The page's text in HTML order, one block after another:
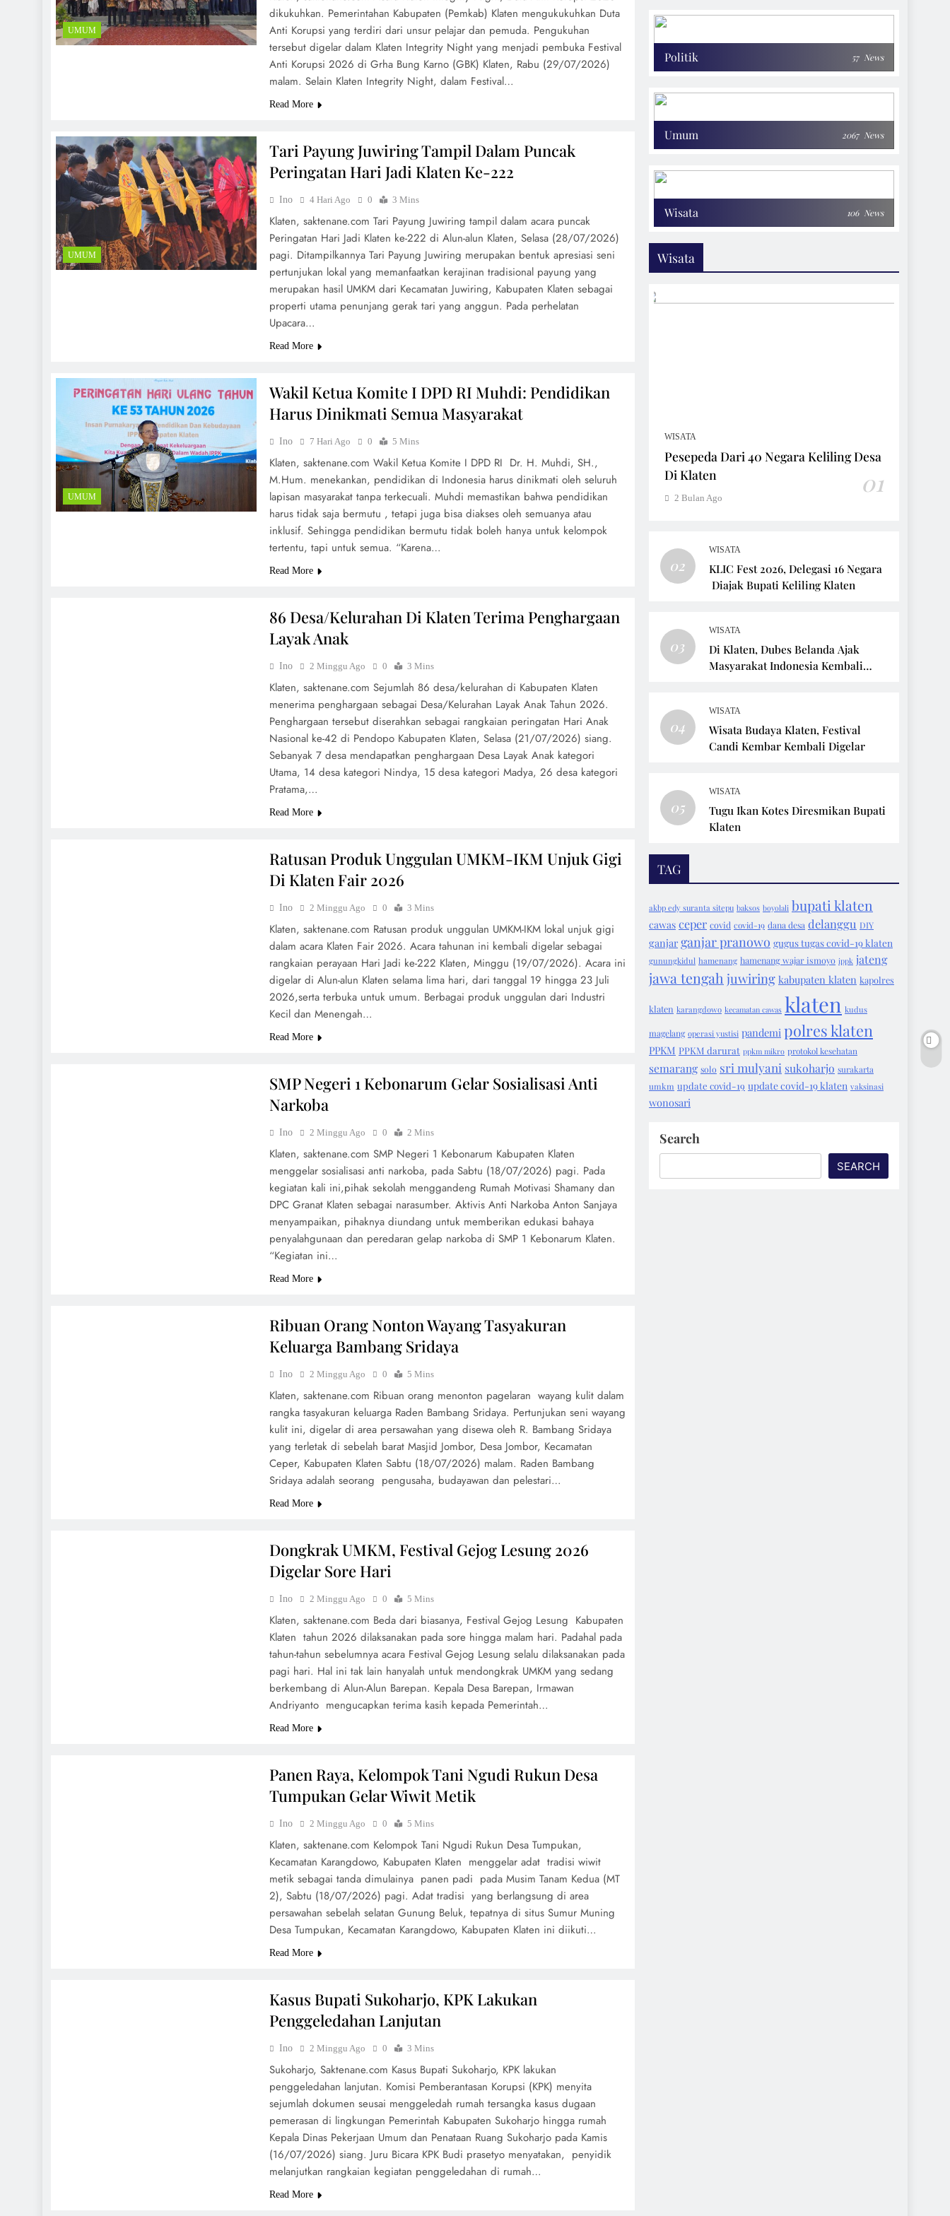
UMUM
dikukuhkan. Pemerintahan Kabupaten (Pemkab) Klaten mengukukuhkan Duta
Anti Korupsi yang terdiri dari unsur pelajar dan pemuda. Pengukuhan
tersebut digelar dalam Klaten Integrity Night yang menjadi pembuka Festival
Anti Korupsi 2026 di Grha Bung Karno (GBK) Klaten, Rabu (29/07/2026)
malam. Selain Klaten Integrity Night, dalam Festival…
Read More
UMUM
Tari Payung Juwiring Tampil Dalam Puncak
Peringatan Hari Jadi Klaten Ke-222
Ino 4 Hari Ago 0 3 Mins
Klaten, saktenane.com Tari Payung Juwiring tampil dalam acara puncak
Peringatan Hari Jadi Klaten ke-222 di Alun-alun Klaten, Selasa (28/07/2026)
pagi. Ditampilkannya Tari Payung Juwiring merupakan bentuk apresiasi seni
pertunjukan lokal yang memanfaatkan kerajinan tradisional payung yang
merupakan hasil UMKM dari Kecamatan Juwiring, Kabupaten Klaten sebagai
properti utama penunjang gerak tari yang anggun. Pada perhelatan
Upacara…
Read More
UMUM
Wakil Ketua Komite I DPD RI Muhdi: Pendidikan
Harus Dinikmati Semua Masyarakat
Ino 7 Hari Ago 0 5 Mins
Klaten, saktenane.com Wakil Ketua Komite I DPD RI Dr. H. Muhdi, SH.,
M.Hum. menekankan, pendidikan di Indonesia harus dinikmati oleh seluruh
lapisan masyarakat tanpa terkecuali. Muhdi memastikan bahwa pendidikan
harus tidak saja bermutu , tetapi juga bisa diakses oleh semuanya atau
inklusif. Sehingga pendidikan bermutu tidak boleh hanya untuk kelompok
tertentu, tapi untuk semua. “Karena…
Read More
86 Desa/Kelurahan Di Klaten Terima Penghargaan
Layak Anak
Ino 2 Minggu Ago 0 3 Mins
Klaten, saktenane.com Sejumlah 86 desa/kelurahan di Kabupaten Klaten
menerima penghargaan sebagai Desa/Kelurahan Layak Anak Tahun 2026.
Penghargaan tersebut diserahkan sebagai rangkaian peringatan Hari Anak
Nasional ke-42 di Pendopo Kabupaten Klaten, Selasa (21/07/2026) siang.
Sebanyak 7 desa mendapatkan penghargaan Desa Layak Anak kategori
Utama, 14 desa kategori Nindya, 15 desa kategori Madya, 26 desa kategori
Pratama,…
Read More
Ratusan Produk Unggulan UMKM-IKM Unjuk Gigi
Di Klaten Fair 2026
Ino 2 Minggu Ago 0 3 Mins
Klaten, saktenane.com Ratusan produk unggulan UMKM-IKM lokal unjuk gigi
dalam acara Klaten Fair 2026. Acara tahunan ini kembali digelar sebagai
rangkaian perayaan Hari Jadi ke-222 Klaten, Minggu (19/07/2026). Acara ini
digelar di Alun-alun Klaten selama lima hari, dari tanggal 19 hingga 23 Juli
2026,serta terbuka untuk umum. Berbagai produk unggulan dari Industri
Kecil dan Menengah…
Read More
SMP Negeri 1 Kebonarum Gelar Sosialisasi Anti
Narkoba
Ino 2 Minggu Ago 0 2 Mins
Klaten, saktenane.com SMP Negeri 1 Kebonarum Kabupaten Klaten
menggelar sosialisasi anti narkoba, pada Sabtu (18/07/2026) pagi. Pada
kegiatan kali ini,pihak sekolah menggandeng Rumah Motivasi Shamany dan
DPC Granat Klaten sebagai narasumber. Aktivis Anti Narkoba Anton Sanjaya
menyampaikan, pihaknya diundang untuk memberikan edukasi bahaya
penyalahgunaan dan peredaran gelap narkoba di SMP 1 Kebonarum Klaten.
“Kegiatan ini…
Read More
Ribuan Orang Nonton Wayang Tasyakuran
Keluarga Bambang Sridaya
Ino 2 Minggu Ago 0 5 Mins
Klaten, saktenane.com Ribuan orang menonton pagelaran wayang kulit dalam
rangka tasyakuran keluarga Raden Bambang Sridaya. Pertunjukan seni wayang
kulit ini, digelar di area persawahan yang disewa oleh R. Bambang Sridaya
yang terletak di sebelah barat Masjid Jombor, Desa Jombor, Kecamatan
Ceper, Kabupaten Klaten Sabtu (18/07/2026) malam. Raden Bambang
Sridaya adalah seorang pengusaha, budayawan dan pelestari…
Read More
Dongkrak UMKM, Festival Gejog Lesung 2026
Digelar Sore Hari
Ino 2 Minggu Ago 0 5 Mins
Klaten, saktenane.com Beda dari biasanya, Festival Gejog Lesung Kabupaten
Klaten tahun 2026 dilaksanakan pada sore hingga malam hari. Padahal pada
tahun-tahun sebelumnya acara Festival Gejog Lesung selalu dilaksanakan pada
pagi hari. Hal ini tak lain hanyalah untuk mendongkrak UMKM yang sedang
berkembang di Alun-Alun Barepan. Kepala Desa Barepan, Irmawan
Andriyanto mengucapkan terima kasih kepada Pemerintah…
Read More
Panen Raya, Kelompok Tani Ngudi Rukun Desa
Tumpukan Gelar Wiwit Metik
Ino 2 Minggu Ago 0 5 Mins
Klaten, saktenane.com Kelompok Tani Ngudi Rukun Desa Tumpukan,
Kecamatan Karangdowo, Kabupaten Klaten menggelar adat tradisi wiwit
metik sebagai tanda dimulainya panen padi pada Musim Tanam Kedua (MT
2), Sabtu (18/07/2026) pagi. Adat tradisi yang berlangsung di area
persawahan sebelah selatan Gunung Beluk, tepatnya di situs Sumur Muning
Desa Tumpukan, Kecamatan Karangdowo, Kabupaten Klaten ini diikuti…
Read More
Kasus Bupati Sukoharjo, KPK Lakukan
Penggeledahan Lanjutan
Ino 2 Minggu Ago 0 3 Mins
Sukoharjo, Saktenane.com Kasus Bupati Sukoharjo, KPK lakukan
penggeledahan lanjutan. Komisi Pemberantasan Korupsi (KPK) menyita
sejumlah dokumen seusai menggeledah rumah tersangka kasus dugaan
pemerasan di lingkungan Pemerintah Kabupaten Sukoharjo hingga rumah
Kepala Dinas Pekerjaan Umum dan Penataan Ruang Sukoharjo pada Kamis
(16/07/2026) siang. Juru Bicara KPK Budi prasetyo menyatakan, penyidik
melanjutkan rangkaian kegiatan penggeledahan di rumah…
Read More
Politik 57 News
Umum 2067 News
Wisata 106 News
Wisata
WISATA
Pesepeda Dari 40 Negara Keliling Desa
Di Klaten
01
2 Bulan Ago
02
WISATA
KLIC Fest 2026, Delegasi 16 Negara
Diajak Bupati Keliling Klaten
03
WISATA
Di Klaten, Dubes Belanda Ajak
Masyarakat Indonesia Kembali
04
WISATA
Wisata Budaya Klaten, Festival
Candi Kembar Kembali Digelar
05
WISATA
Tugu Ikan Kotes Diresmikan Bupati
Klaten
TAG
akbp edy suranta sitepu baksos boyolali bupati klaten
cawas ceper covid covid-19 dana desa delanggu DIY
ganjar ganjar pranowo gugus tugas covid-19 klaten
gunungkidul hamenang hamenang wajar ismoyo ippk jateng
jawa tengah juwiring kabupaten klaten kapolres
klaten karangdowo kecamatan cawas klaten kudus
magelang operasi yustisi pandemi polres klaten
PPKM PPKM darurat ppkm mikro protokol kesehatan
semarang solo sri mulyani sukoharjo surakarta
umkm update covid-19 update covid-19 klaten vaksinasi
wonosari
Search
SEARCH